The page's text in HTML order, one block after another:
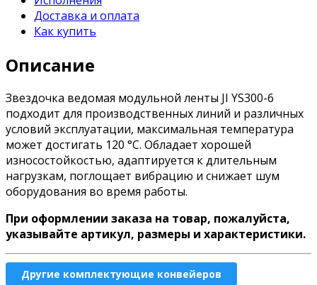
Доставка и оплата
Как купить
Описание
Звездочка ведомая модульной ленты JI YS300-6
подходит для производственных линий и различных
условий эксплуатации, максимальная температура
может достигать 120 °C. Обладает хорошей
износостойкостью, адаптируется к длительным
нагрузкам, поглощает вибрацию и снижает шум
оборудования во время работы.
При оформлении заказа на товар, пожалуйста,
указывайте артикул, размеры и характеристики.
Другие комплектующие конвейеров